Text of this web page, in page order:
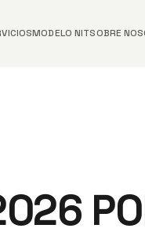
MODELO NITSOBRE